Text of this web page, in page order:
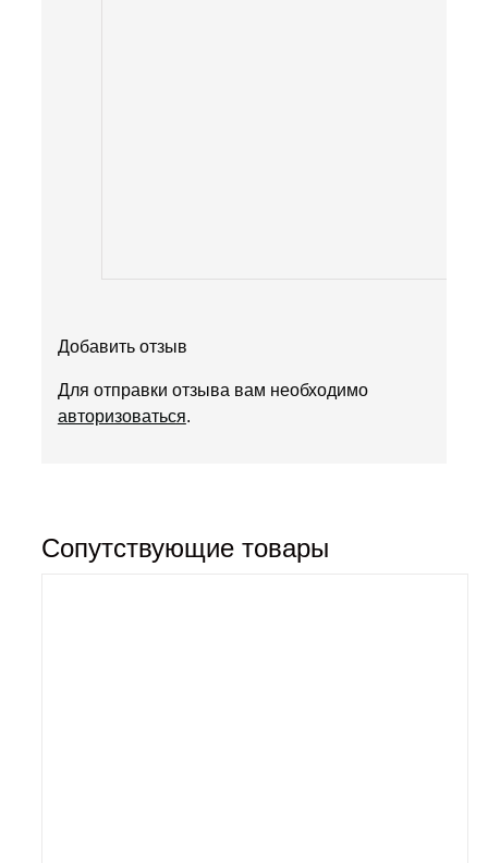
Добавить отзыв
Для отправки отзыва вам необходимо
авторизоваться.
Сопутствующие товары